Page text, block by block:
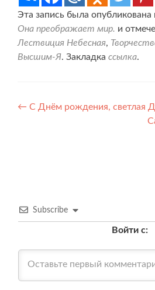
Эта запись была опубликована
Она преображает мир. и
Лествиция Небесная,
Высшим-Я. Закладка ссылка.
Навигация
← С Днём рождения, светлая
Subscribe
Войти с: